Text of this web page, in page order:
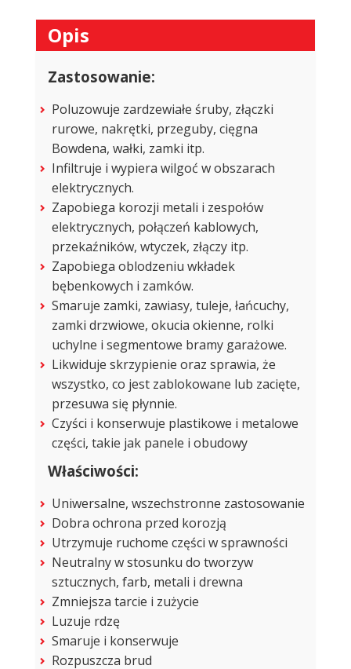
Opis
Zastosowanie:
Poluzowuje zardzewiałe śruby, złączki
rurowe, nakrętki, przeguby, cięgna
Bowdena, wałki, zamki itp.
Infiltruje i wypiera wilgoć w obszarach
elektrycznych.
Zapobiega korozji metali i zespołów
elektrycznych, połączeń kablowych,
przekaźników, wtyczek, złączy itp.
Zapobiega oblodzeniu wkładek
bębenkowych i zamków.
Smaruje zamki, zawiasy, tuleje, łańcuchy,
zamki drzwiowe, okucia okienne, rolki
uchylne i segmentowe bramy garażowe.
Likwiduje skrzypienie oraz sprawia, że
wszystko, co jest zablokowane lub zacięte,
przesuwa się płynnie.
Czyści i konserwuje plastikowe i metalowe
części, takie jak panele i obudowy
Właściwości:
Uniwersalne, wszechstronne zastosowanie
Dobra ochrona przed korozją
Utrzymuje ruchome części w sprawności
Neutralny w stosunku do tworzyw
sztucznych, farb, metali i drewna
Zmniejsza tarcie i zużycie
Luzuje rdzę
Smaruje i konserwuje
Rozpuszcza brud